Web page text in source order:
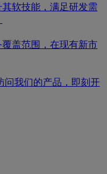
软技能，满足研发需
盖范围，在现有新市
问我们的产品，即刻开